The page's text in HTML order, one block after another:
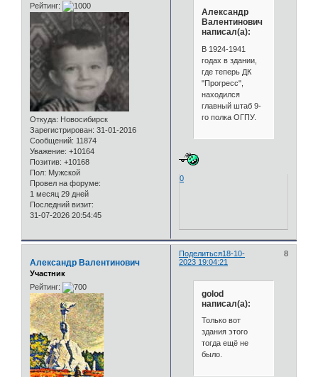
Рейтинг:
Откуда: Новосибирск
Зарегистрирован: 31-01-2016
Сообщений: 11874
Уважение: +10164
Позитив: +10168
Пол: Мужской
Провел на форуме:
1 месяц 29 дней
Последний визит:
31-07-2026 20:54:45
Александр
Валентинович
написал(а):
В 1924-1941
годах в здании,
где теперь ДК
"Прогресс",
находился
главный штаб 9-
го полка ОГПУ.
0
Поделиться 8
18-10-
2023 19:04:21
Александр Валентинович
Участник
Рейтинг:
golod
написал(а):
Только вот
здания этого
тогда ещё не
было.